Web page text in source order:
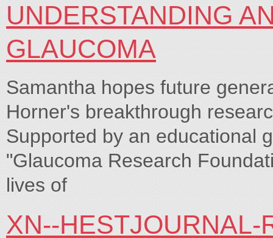
UNDERSTANDING
GLAUCOMA
Samantha hopes future
Horner's breakthrough
Supported by an educational
"Glaucoma Research
lives of
XN--